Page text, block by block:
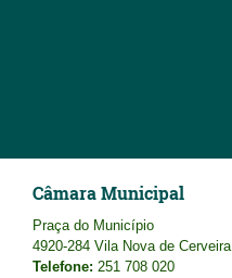
Câmara Municipal
Praça do Município
4920-284 Vila Nova de Cerveira
Telefone: 251 708 020